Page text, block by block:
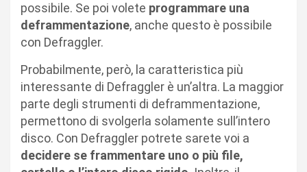
possibile. Se poi volete programmare una
deframmentazione, anche questo è possibile
con Defraggler.
Probabilmente, però, la caratteristica più
interessante di Defraggler è un’altra. La maggior
parte degli strumenti di deframmentazione,
permettono di svolgerla solamente sull’intero
disco. Con Defraggler potrete sarete voi a
decidere se frammentare uno o più file,